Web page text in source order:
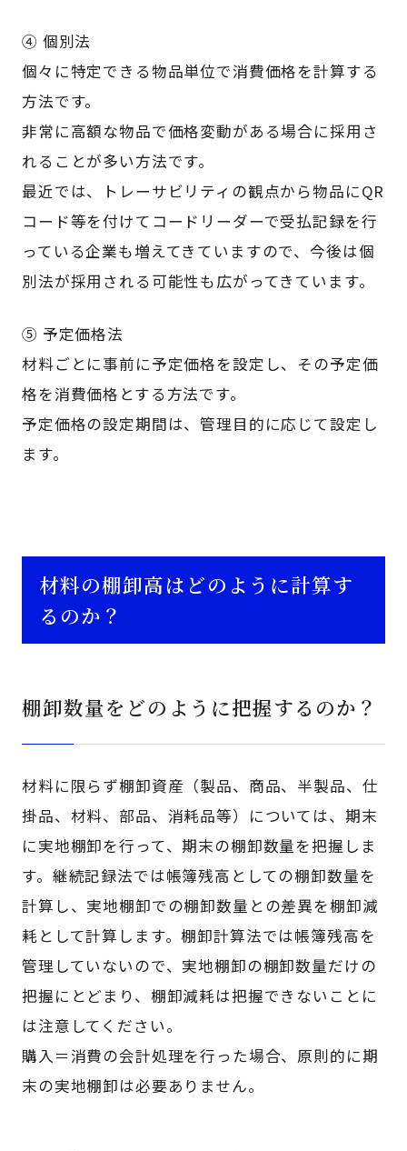
④ 個別法
個々に特定できる物品単位で消費価格を計算する
方法です。
非常に高額な物品で価格変動がある場合に採用さ
れることが多い方法です。
最近では、トレーサビリティの観点から物品にQR
コード等を付けてコードリーダーで受払記録を行
っている企業も増えてきていますので、今後は個
別法が採用される可能性も広がってきています。
⑤ 予定価格法
材料ごとに事前に予定価格を設定し、その予定価
格を消費価格とする方法です。
予定価格の設定期間は、管理目的に応じて設定し
ます。
材料の棚卸高はどのように計算す
るのか？
棚卸数量をどのように把握するのか？
材料に限らず棚卸資産（製品、商品、半製品、仕
掛品、材料、部品、消耗品等）については、期末
に実地棚卸を行って、期末の棚卸数量を把握しま
す。継続記録法では帳簿残高としての棚卸数量を
計算し、実地棚卸での棚卸数量との差異を棚卸減
耗として計算します。棚卸計算法では帳簿残高を
管理していないので、実地棚卸の棚卸数量だけの
把握にとどまり、棚卸減耗は把握できないことに
は注意してください。
購入＝消費の会計処理を行った場合、原則的に期
末の実地棚卸は必要ありません。